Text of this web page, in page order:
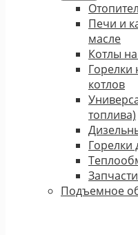
Печи и
масле
Котлы
Горелки
котлов
топлива)
Горелки
Подъемное